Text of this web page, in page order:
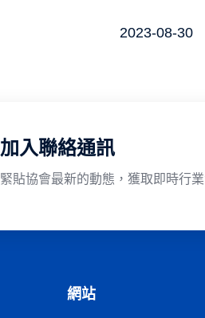
2023-08-30
加入聯絡通訊
緊貼協會最新的動態，獲取即時行業
網站